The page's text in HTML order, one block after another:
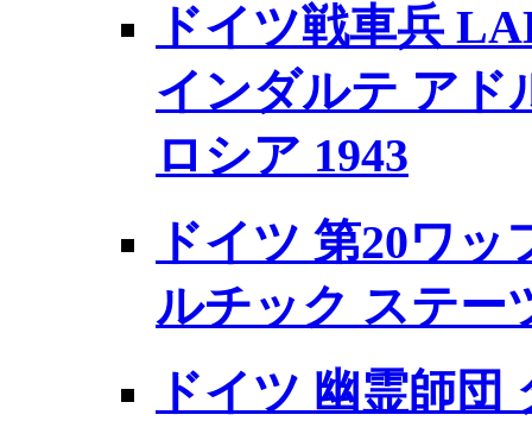
ドイツ戦車兵
インダルテ アド
ロシア 1943
ドイツ 第20ワ
ルチック ステー
ドイツ 幽霊師